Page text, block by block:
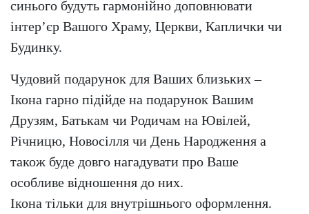
синього будуть гармонійно доповнювати
інтер’єр Вашого Храму, Церкви, Каплички чи
Будинку.
Чудовий подарунок для Ваших близьких –
Ікона гарно підійде на подарунок Вашим
Друзям, Батькам чи Родичам на Ювілей,
Річницю, Новосілля чи День Народження а
також буде довго нагадувати про Ваше
особливе відношення до них.
Ікона тільки для внутрішнього оформлення.